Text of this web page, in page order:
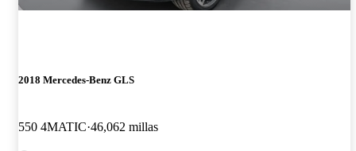
2018 Mercedes-Benz GLS
550 4MATIC 46,062 millas